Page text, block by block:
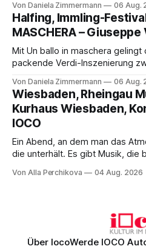
Aufführung mit starken Solisten
Philharmonikern, szenisch
hinter den Erwartungen zurück.
Von Daniela Zimmermann 06 Aug.
Halfing, Immling-
MASCHERA – Giuseppe
Mit Un ballo in maschera
packende Verdi-Inszenierung
psychologische Tiefe mit
einem spielfreudigen Ensemble
überzeugenden Gesamtleistung.
Von Daniela Zimmermann 06 Aug.
Wiesbaden, Rheingau
Kurhaus Wiesbaden,
IOCO
Ein Abend, an dem man das Atmen
die unterhält. Es gibt Musik, die
Genau so war der Abend im
Von Alla Perchikova 04 Aug. 2026
Über IocoWerde IOCO